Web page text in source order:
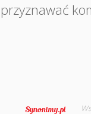
przyznawać